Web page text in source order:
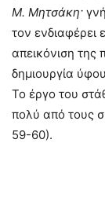
Μ. Μητσάκη·
τον ενδιαφέρει
απεικόνιση της
δημιουργία
Το έργο του
πολύ από τους
59-60).